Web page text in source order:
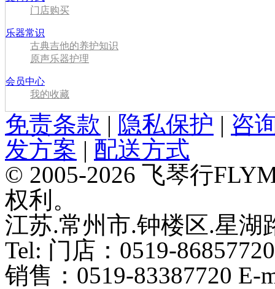
门店购买
乐器常识
古典吉他的养护知识
原声乐器护理
会员中心
我的收藏
免责条款 | 隐私保护 | 咨
发方案 | 配送方式
© 2005-2026 飞琴行
权利。
江苏.常州市.钟楼区.星湖
Tel: 门店：0519-86857720
销售：0519-83387720 E-